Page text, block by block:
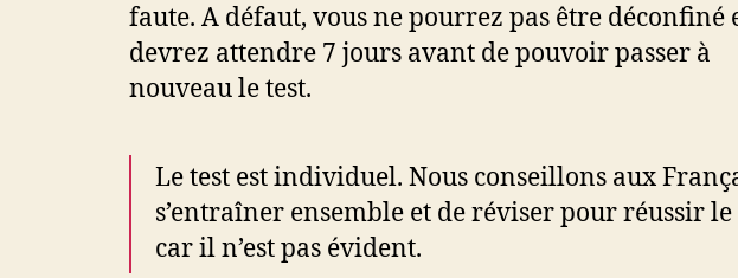
faute. A défaut, vous ne pourrez pas être déconfiné
devrez attendre 7 jours avant de pouvoir passer à
nouveau le test.
Le test est individuel. Nous conseillons aux
s’entraîner ensemble et de réviser pour réussir le
car il n’est pas évident.